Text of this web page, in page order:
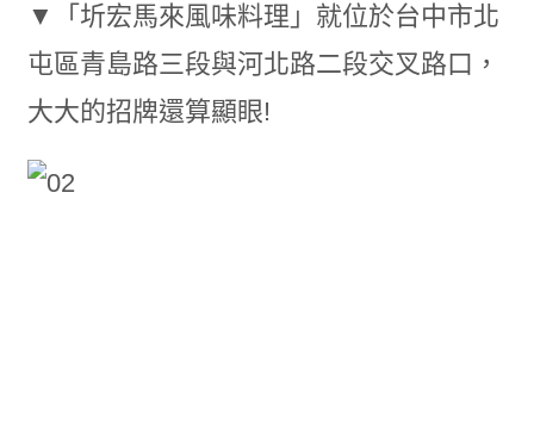
▼「圻宏馬來風味料理」就位於台中市北
屯區青島路三段與河北路二段交叉路口，
大大的招牌還算顯眼!